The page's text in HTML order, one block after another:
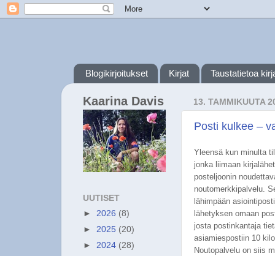
Blogikirjoitukset Kirjat Taustatietoa
13. TAMMIKUUTA
Posti kulkee –
Yleensä kun minulta
jonka liimaan
posteljoonin
noutomerkkipalvelu.
lähimpään
lähetyksen omaan
josta postinkantaja
asiamiespostiin 10
Noutopalvelu on siis
Kaarina Davis
UUTISET
► 2026 (8)
► 2025 (20)
► 2024 (28)